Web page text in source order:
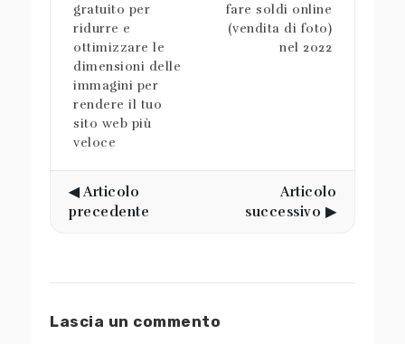
gratuito per
ridurre e
ottimizzare le
dimensioni delle
immagini per
rendere il tuo
sito web più
veloce
fare soldi online
(vendita di foto)
nel 2022
◀ Articolo
precedente
Articolo
successivo ▶
Lascia un commento